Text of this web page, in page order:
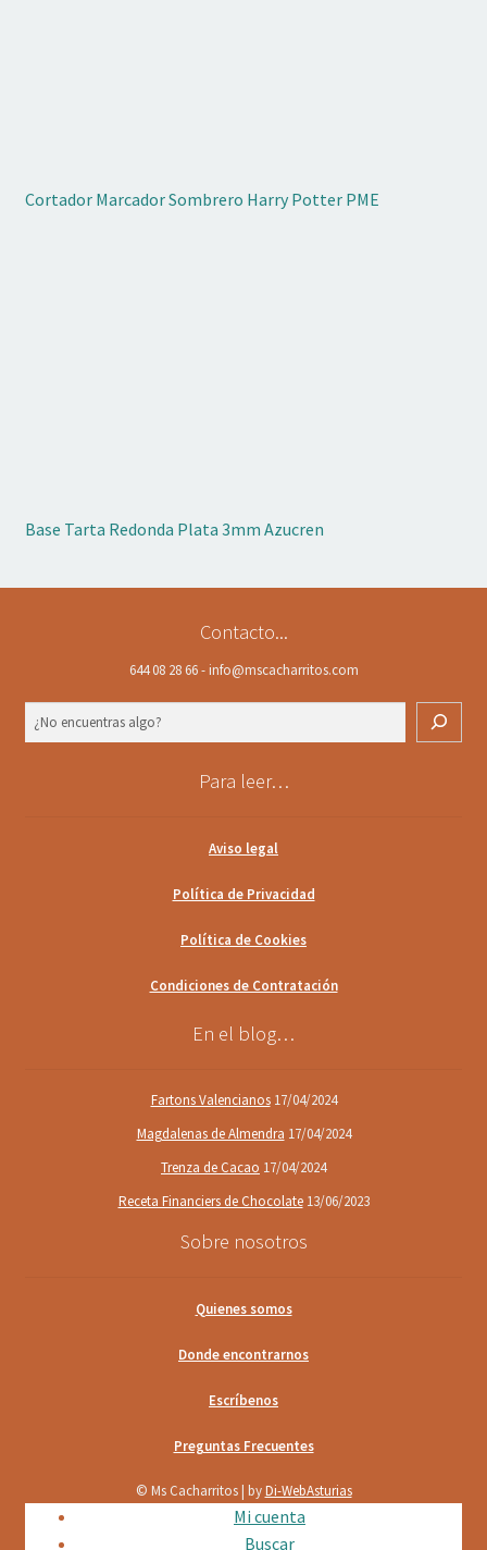
Cortador Marcador Sombrero Harry Potter PME
Base Tarta Redonda Plata 3mm Azucren
Contacto...
644 08 28 66 - info@mscacharritos.com
Para leer…
Aviso legal
Política de Privacidad
Política de Cookies
Condiciones de Contratación
En el blog…
Fartons Valencianos 17/04/2024
Magdalenas de Almendra 17/04/2024
Trenza de Cacao 17/04/2024
Receta Financiers de Chocolate 13/06/2023
Sobre nosotros
Quienes somos
Donde encontrarnos
Escríbenos
Preguntas Frecuentes
© Ms Cacharritos | byDi-WebAsturias
Mi cuenta
Buscar